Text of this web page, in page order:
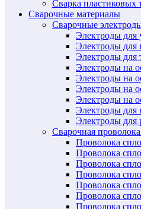
Сварка пластиковых
Сварочные материалы
Сварочные
Электроды для
Электроды для
Электроды для
Электроды на
Электроды на
Электроды на
Электроды на
Электроды для
Электроды для
Сварочная
Проволока
Проволока
Проволока
Проволока
Проволока
Проволока
Проволока